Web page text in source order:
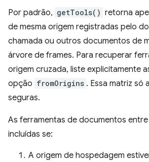
Por padrão, getTools() retorna
de mesma origem registradas pelo
chamada ou outros documentos de
árvore de frames. Para recuperar
origem cruzada, liste explicitamente
opção fromOrigins . Essa matriz só
seguras.
As ferramentas de documentos
incluídas se:
A origem de hospedagem